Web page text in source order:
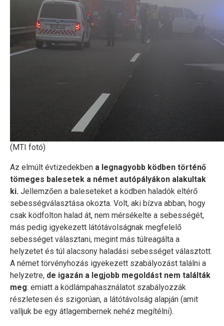
(MTI fotó)
Az elmúlt évtizedekben a legnagyobb ködben történő
tömeges balesetek a német autópályákon alakultak
ki. Jellemzően a baleseteket a ködben haladók eltérő
sebességválasztása okozta. Volt, aki bízva abban, hogy
csak ködfolton halad át, nem mérsékelte a sebességét,
más pedig igyekezett látótávolságnak megfelelő
sebességet választani, megint más túlreagálta a
helyzetet és túl alacsony haladási sebességet választott.
A német törvényhozás igyekezett szabályozást találni a
helyzetre, de igazán a legjobb megoldást nem találták
meg: emiatt a ködlámpahasználatot szabályozzák
részletesen és szigorúan, a látótávolság alapján (amit
valljuk be egy átlagembernek nehéz megítélni).